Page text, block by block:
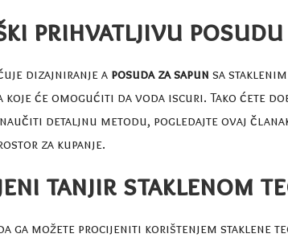
prihvatljivu posudu
dizajniranje a posuda za sapun sa
koje će omogućiti da voda iscuri. Tako ćete
detaljnu metodu, pogledajte ovaj
za kupanje.
tanjir staklenom
ga možete procijeniti korištenjem staklene